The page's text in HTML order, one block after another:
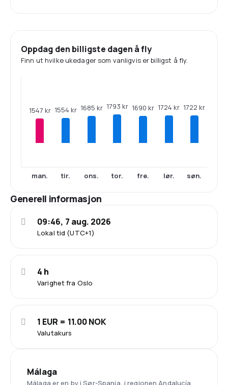
Oppdag den billigste dagen å fly
Finn ut hvilke ukedager som vanligvis er billigst å fly.
1547 kr
man.
1554 kr
tir.
1685 kr
ons.
1793 kr
tor.
1690 kr
fre.
1724 kr
lør.
1722 kr
søn.
Generell informasjon
Lokal tid (UTC+1)
09:46, 7 aug. 2026
Varighet fra Oslo
4 h
Valutakurs
1 EUR = 11.00 NOK
Málaga
Málaga er en by i Sør-Spania, i regionen Andalucía,